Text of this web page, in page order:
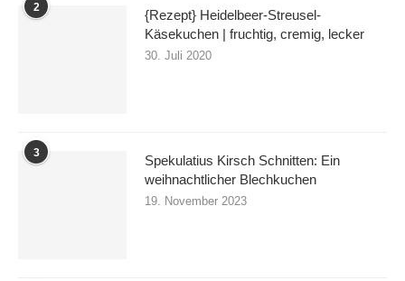
2
{Rezept} Heidelbeer-Streusel-
Käsekuchen | fruchtig, cremig, lecker
30. Juli 2020
3
Spekulatius Kirsch Schnitten: Ein
weihnachtlicher Blechkuchen
19. November 2023